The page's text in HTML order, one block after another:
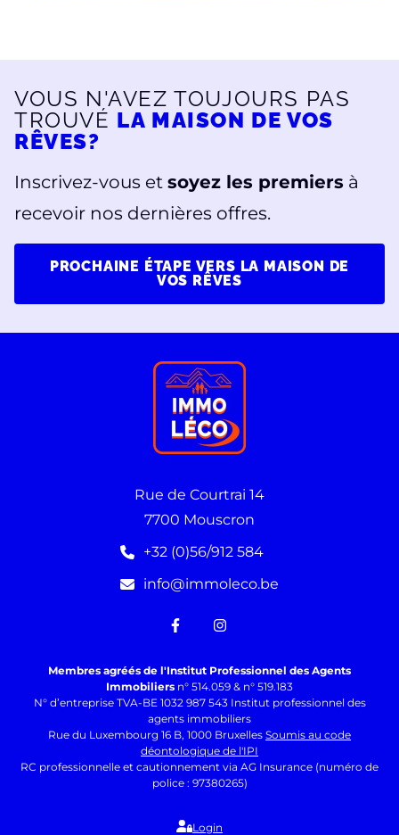
VOUS N'AVEZ TOUJOURS PAS
TROUVÉ LA MAISON DE VOS
RÊVES?
Inscrivez-vous et soyez les premiers à
recevoir nos dernières offres.
PROCHAINE ÉTAPE VERS LA MAISON DE
VOS RÊVES
Rue de Courtrai 14
7700 Mouscron
+32 (0)56/912 584
info@immoleco.be
Membres agréés de l'Institut Professionnel des Agents
Immobiliers n° 514.059 & n° 519.183
N° d’entreprise TVA-BE 1032 987 543 Institut professionnel des
agents immobiliers
Rue du Luxembourg 16 B, 1000 Bruxelles Soumis au code
déontologique de l'IPI
RC professionnelle et cautionnement via AG Insurance (numéro de
police : 97380265)
Login